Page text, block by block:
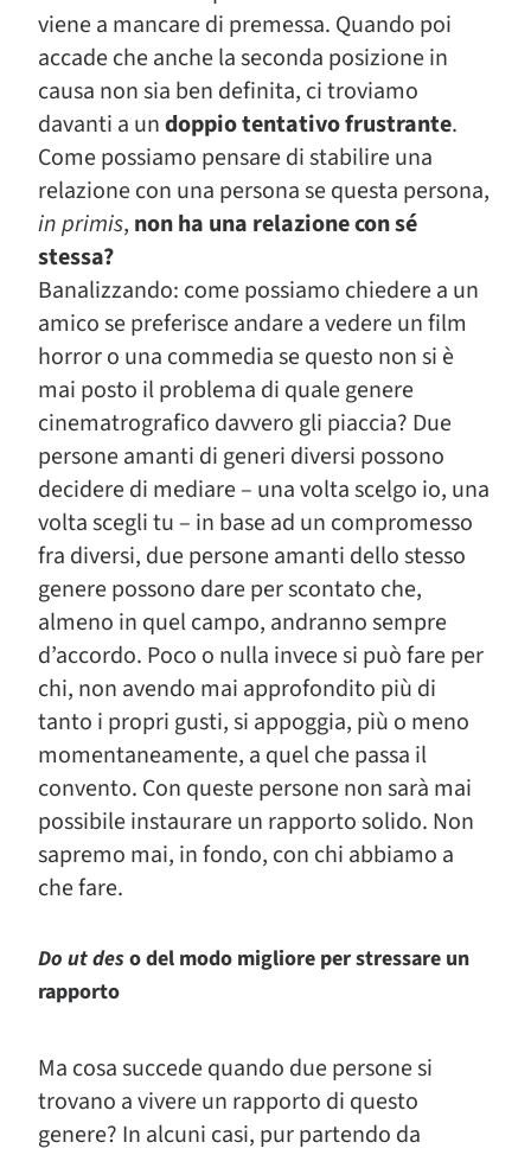
viene a mancare di premessa. Quando poi
accade che anche la seconda posizione in
causa non sia ben definita, ci troviamo
davanti a undoppio tentativo frustrante.
Come possiamo pensare di stabilire una
relazione con una persona se questa persona,
in primis, non ha una relazione con sé
stessa?
Banalizzando: come possiamo chiedere a un
amico se preferisce andare a vedere un film
horror o una commedia se questo non si è
mai posto il problema di quale genere
cinematrografico davvero gli piaccia? Due
persone amanti di generi diversi possono
decidere di mediare – una volta scelgo io, una
volta scegli tu – in base ad un compromesso
fra diversi, due persone amanti dello stesso
genere possono dare per scontato che,
almeno in quel campo, andranno sempre
d’accordo. Poco o nulla invece si può fare per
chi, non avendo mai approfondito più di
tanto i propri gusti, si appoggia, più o meno
momentaneamente, a quel che passa il
convento. Con queste persone non sarà mai
possibile instaurare un rapporto solido. Non
sapremo mai, in fondo, con chi abbiamo a
che fare.
Do ut deso del modo migliore per stressare un
rapporto
Ma cosa succede quando due persone si
trovano a vivere un rapporto di questo
genere? In alcuni casi, pur partendo da